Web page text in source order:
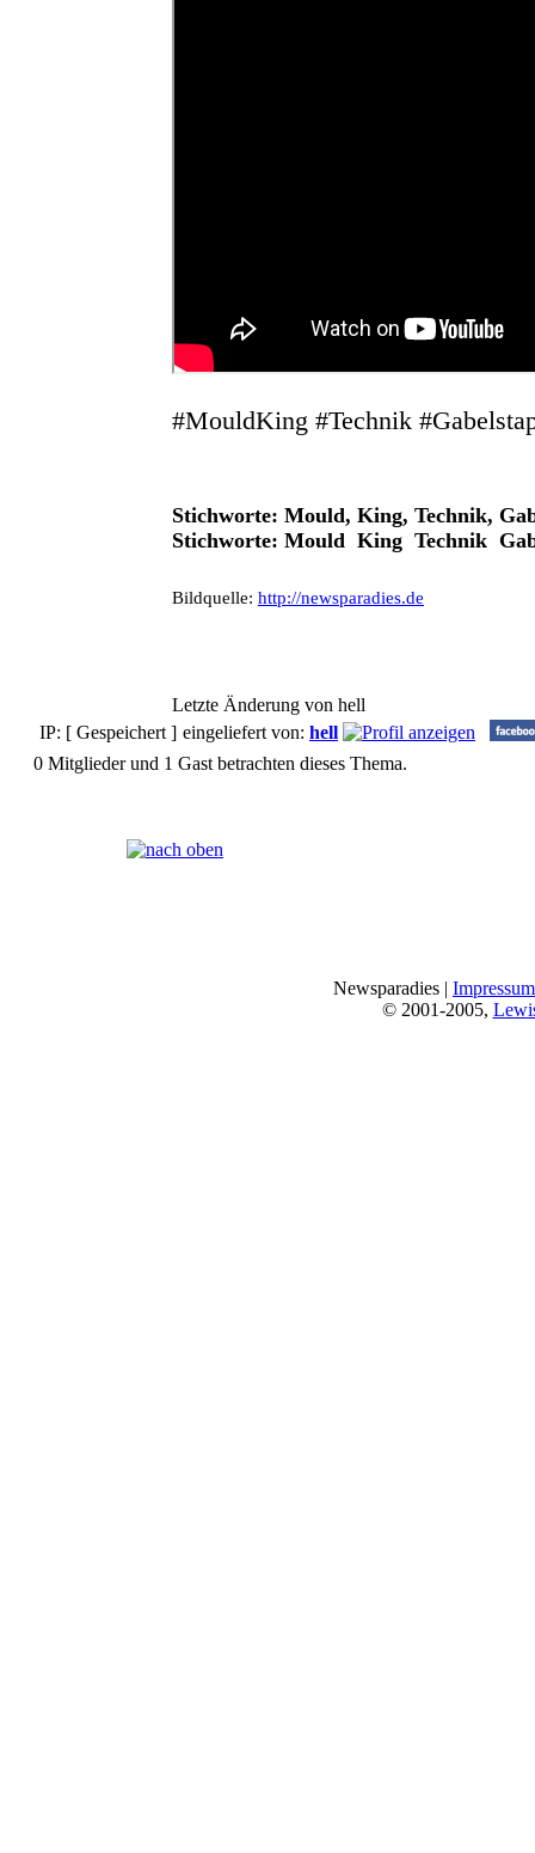
#MouldKing #Technik
Stichworte: Mould, King, Technik,
Stichworte: Mould King Technik
Bildquelle: http://newsparadies.de
Letzte Änderung von hell
IP: [ Gespeichert ] eingeliefert von: hell
0 Mitglieder und 1 Gast betrachten dieses Thema.
Newsparadies | Impressum
© 2001-2005,